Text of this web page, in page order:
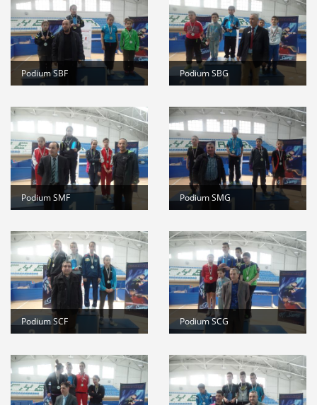
suite
Stage de formation à la faculté des...Lire la suite
المرحلة الجهوية التأهيلية للبطولة...Lire la suite
Podium SBF Podium SBG
Podium SMF Podium SMG
Podium SCF Podium SCG